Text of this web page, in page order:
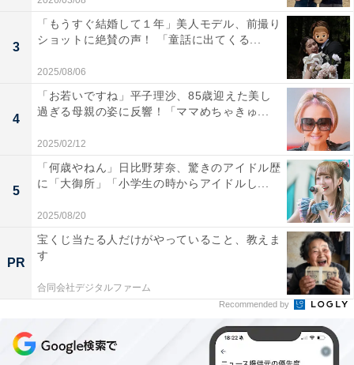
3
「もうすぐ結婚して１年」美人モデル、前撮り
ショットに絶賛の声！ 「童話に出てくる...
2025/08/06
4
「お若いですね」平子理沙、85歳迎えた美し
過ぎる母親の姿に反響！「ママめちゃきゅ...
2025/02/12
5
「何歳やねん」日比野芽奈、驚きのアイドル歴
に「大御所」「小学生の時からアイドルし...
2025/08/20
PR
宝くじ当たる人だけがやっていること、教えま
す
合同会社デジタルファーム
Recommended by